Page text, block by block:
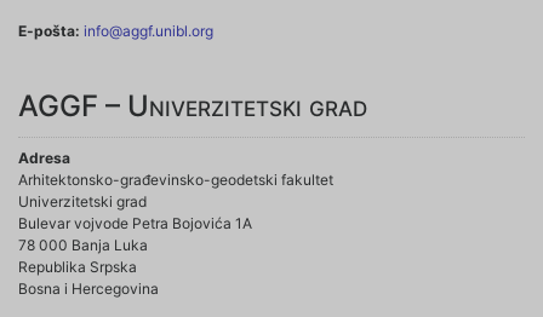
E-pošta: info@aggf.unibl.org
AGGF – Univerzitetski grad
Adresa
Arhitektonsko-građevinsko-geodetski fakultet
Univerzitetski grad
Bulevar vojvode Petra Bojovića 1A
78 000 Banja Luka
Republika Srpska
Bosna i Hercegovina